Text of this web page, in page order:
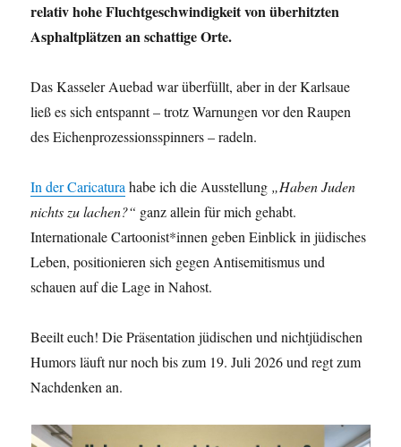
relativ hohe Fluchtgeschwindigkeit von überhitzten
Asphaltplätzen an schattige Orte.
Das Kasseler Auebad war überfüllt, aber in der Karlsaue
ließ es sich entspannt – trotz Warnungen vor den Raupen
des Eichenprozessionsspinners – radeln.
In der Caricatura habe ich die Ausstellung „Haben Juden
nichts zu lachen?“ ganz allein für mich gehabt.
Internationale Cartoonist*innen geben Einblick in jüdisches
Leben, positionieren sich gegen Antisemitismus und
schauen auf die Lage in Nahost.
Beeilt euch! Die Präsentation jüdischen und nichtjüdischen
Humors läuft nur noch bis zum 19. Juli 2026 und regt zum
Nachdenken an.